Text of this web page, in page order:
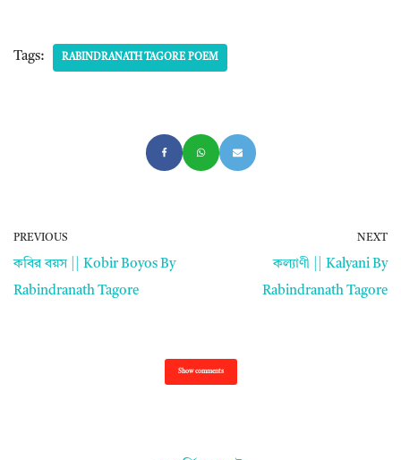
Tags: RABINDRANATH TAGORE POEM
PREVIOUS
কবির বয়স || Kobir Boyos By
Rabindranath Tagore
NEXT
কল্যাণী || Kalyani By
Rabindranath Tagore
Show comments